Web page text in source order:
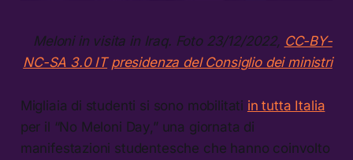
Meloni in visita in Iraq. Foto 23/12/2022, CC-BY-
NC-SA 3.0 IT presidenza del Consiglio dei ministri
Migliaia di studenti si sono mobilitati in tutta Italia
per il “No Meloni Day,” una giornata di
manifestazioni studentesche che hanno coinvolto